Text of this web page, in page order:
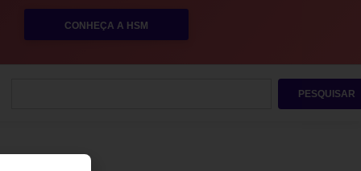
CONHEÇA A HSM
PESQUISAR